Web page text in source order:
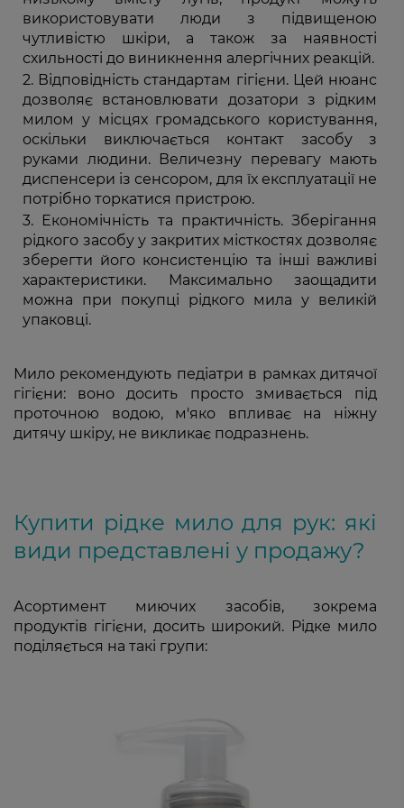
використовувати люди з підвищеною
чутливістю шкіри, а також за наявності
схильності до виникнення алергічних реакцій.
Відповідність стандартам гігієни. Цей нюанс
дозволяє встановлювати дозатори з рідким
милом у місцях громадського користування,
оскільки виключається контакт засобу з
руками людини. Величезну перевагу мають
диспенсери із сенсором, для їх експлуатації не
потрібно торкатися пристрою.
Економічність та практичність. Зберігання
рідкого засобу у закритих місткостях дозволяє
зберегти його консистенцію та інші важливі
характеристики. Максимально заощадити
можна при покупці рідкого мила у великій
упаковці.
Мило рекомендують педіатри в рамках дитячої
гігієни: воно досить просто змивається під
проточною водою, м'яко впливає на ніжну
дитячу шкіру, не викликає подразнень.
Купити рідке мило для рук: які
види представлені у продажу?
Асортимент миючих засобів, зокрема
продуктів гігієни, досить широкий. Рідке мило
поділяється на такі групи: